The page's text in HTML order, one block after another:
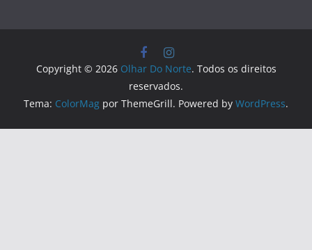
Copyright © 2026 Olhar Do Norte. Todos os direitos
reservados.
Tema: ColorMag por ThemeGrill. Powered by WordPress.